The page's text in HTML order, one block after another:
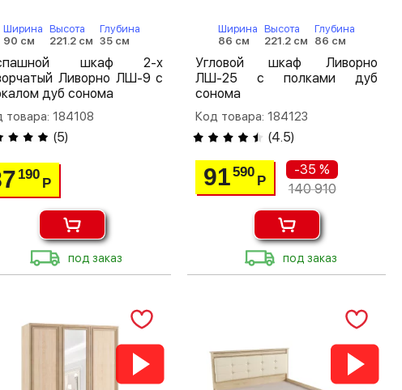
Ширина
90 см
Высота
221.2 см
Глубина
35 см
шкаф 2-х
Ливорно ЛШ-9 с
дуб сонома
товара: 184108
(5)
190
Р
под заказ
Ширина
86 см
Высота
221.2 см
Глубина
86 см
Угловой шкаф Ливорно
ЛШ-25 с полками дуб
сонома
Код товара: 184123
(4.5)
91590
Р
-35 %
140 910
под заказ